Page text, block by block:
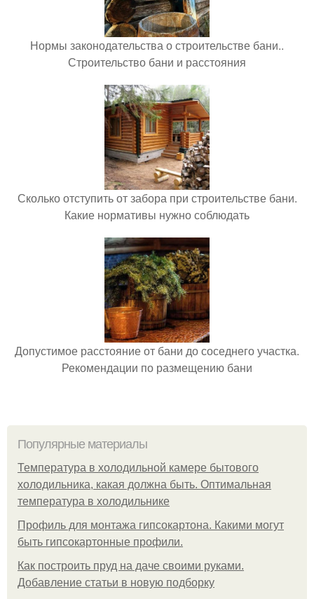
Нормы законодательства о строительстве бани..
Строительство бани и расстояния
Сколько отступить от забора при строительстве бани.
Какие нормативы нужно соблюдать
Допустимое расстояние от бани до соседнего участка.
Рекомендации по размещению бани
Популярные материалы
Температура в холодильной камере бытового
холодильника, какая должна быть. Оптимальная
температура в холодильнике
Профиль для монтажа гипсокартона. Какими могут
быть гипсокартонные профили.
Как построить пруд на даче своими руками.
Добавление статьи в новую подборку